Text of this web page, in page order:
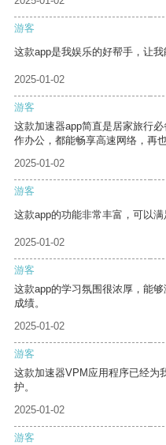
游客
这款app是我娱乐的好帮手，让我
2025-01-02
游客
这款加速器app简直是居家旅行
作办公，都能畅享高速网络，再
2025-01-02
游客
这款app的功能非常丰富，可以满
2025-01-02
游客
这款app的学习氛围很浓厚，能
成绩。
2025-01-02
游客
这款加速器VPM应用程序已经为
护。
2025-01-02
游客